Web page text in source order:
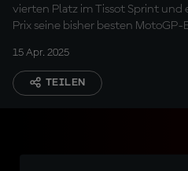
vierten Platz im Tissot Sprint und
Prix seine bisher besten MotoGP-
15 Apr. 2025
TEILEN